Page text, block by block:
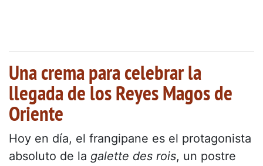
Una crema para celebrar la
llegada de los Reyes Magos de
Oriente
Hoy en día, el frangipane es el protagonista
absoluto de la galette des rois, un postre